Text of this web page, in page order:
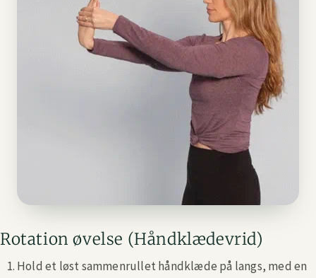
Rotation øvelse (Håndklædevrid)
Hold et løst sammenrullet håndklæde på langs, med en